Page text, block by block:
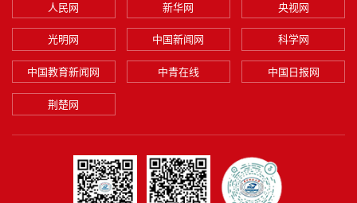
人民网 新华网 央视网
光明网 中国新闻网 科学网
中国教育新闻网 中青在线 中国日报网
荆楚网